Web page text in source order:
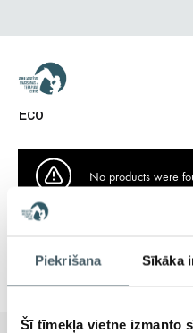
Piekrišana Sīkāka
Šī tīmekļa vietne izmanto
Eco
No products were